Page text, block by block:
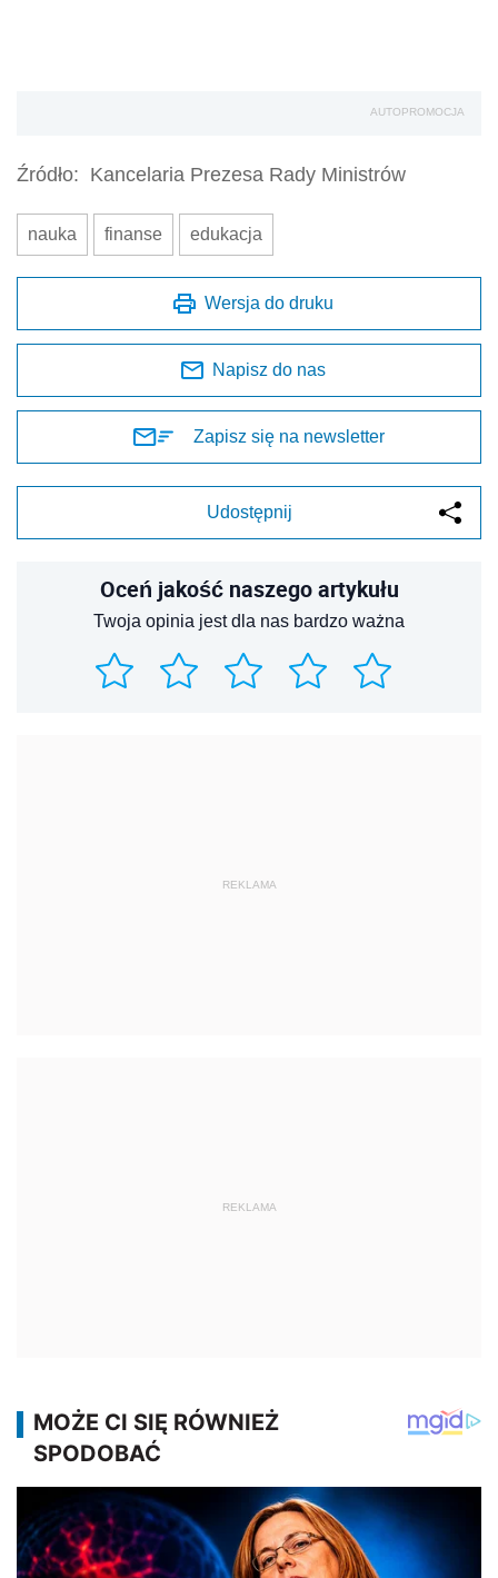
AUTOPROMOCJA
Źródło: Kancelaria Prezesa Rady Ministrów
nauka finanse edukacja
Wersja do druku
Napisz do nas
Zapisz się na newsletter
Udostępnij
Oceń jakość naszego artykułu
Twoja opinia jest dla nas bardzo ważna
REKLAMA
REKLAMA